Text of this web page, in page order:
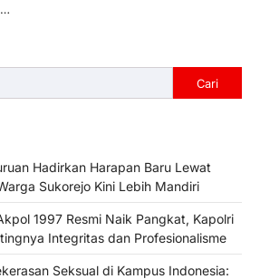
Cari
Hadirkan Harapan Baru Lewat
Sukorejo Kini Lebih Mandiri
1997 Resmi Naik Pangkat, Kapolri
Integritas dan Profesionalisme
Seksual di Kampus Indonesia: